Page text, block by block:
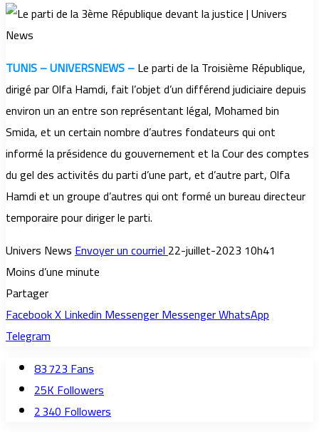
TUNIS – UNIVERSNEWS –Le parti de la Troisième République,
dirigé par Olfa Hamdi, fait l’objet d’un différend judiciaire depuis
environ un an entre son représentant légal, Mohamed bin
Smida, et un certain nombre d’autres fondateurs qui ont
informé la présidence du gouvernement et la Cour des comptes
du gel des activités du parti d’une part, et d’autre part, Olfa
Hamdi et un groupe d’autres qui ont formé un bureau directeur
temporaire pour diriger le parti.
Univers NewsEnvoyer un courriel22-juillet-2023 10h41
Moins d’une minute
Partager
FacebookXLinkedinMessengerMessengerWhatsApp
Telegram
83 723Fans
25KFollowers
2 340Followers